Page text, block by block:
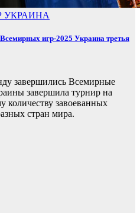
УКРАИНА
игр-2025 Украина третья
завершились Всемирные
завершила турнир на
количеству завоеванных
стран мира.